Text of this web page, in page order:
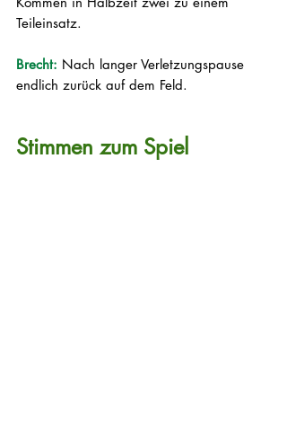
Teileinsatz.
Brecht: Nach langer Verletzungspause
endlich zurück auf dem Feld.
Stimmen zum Spiel